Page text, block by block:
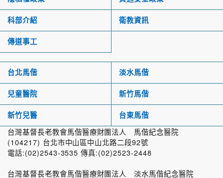
科部介紹 衛教資訊
傳道事工
台北馬偕 淡水馬偕
兒童醫院 新竹馬偕
新竹兒醫 台東馬偕
台灣基督長老教會馬偕醫療財團法人 馬偕紀念醫院
(104217) 台北市中山區中山北路二段92號
電話:(02)2543-3535 傳真:(02)2523-2448
台灣基督長老教會馬偕醫療財團法人 淡水馬偕紀念醫院